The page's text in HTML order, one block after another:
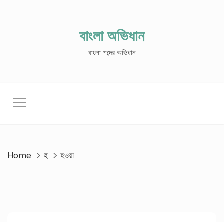
বাংলা অভিধান
বাংলা শব্দের অভিধান
Home হ হওয়া